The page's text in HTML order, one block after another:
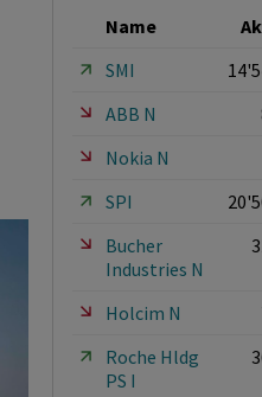
Name
SMI
ABB N
Nokia N
SPI
Bucher
Industries N
Holcim N
Roche Hldg
PS I